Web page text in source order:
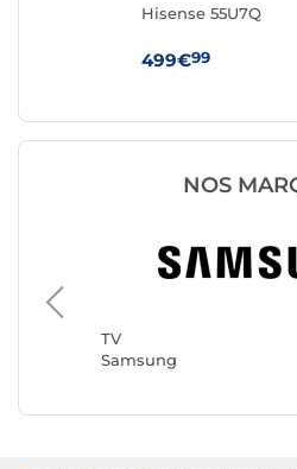
Hisense 55U7Q
499€99
NOS
TV
Samsung